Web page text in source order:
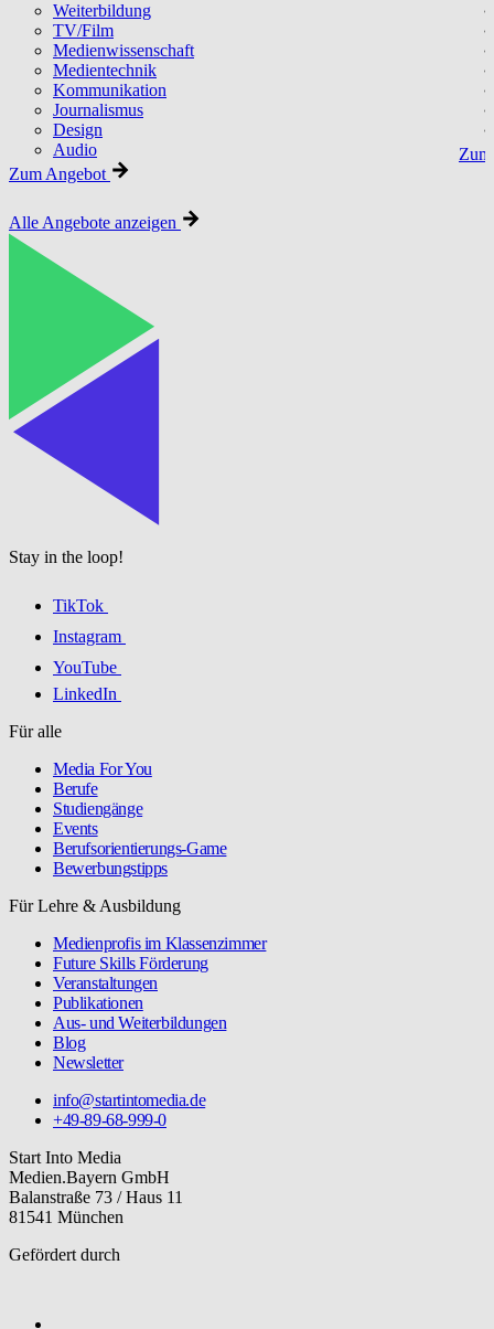
Weiterbildung
TV/Film
Medienwissenschaft
Medientechnik
Kommunikation
Journalismus
Design
Audio
Zum Angebot
Alle Angebote anzeigen
Stay in the loop!
TikTok
Instagram
YouTube
LinkedIn
Für alle
Media For You
Berufe
Studiengänge
Events
Berufsorientierungs-Game
Bewerbungstipps
Für Lehre & Ausbildung
Medienprofis im Klassenzimmer
Future Skills Förderung
Veranstaltungen
Publikationen
Aus- und Weiterbildungen
Blog
Newsletter
info@startintomedia.de
+49-89-68-999-0
Start Into Media
Medien.Bayern GmbH
Balanstraße 73 / Haus 11
81541 München
Gefördert durch